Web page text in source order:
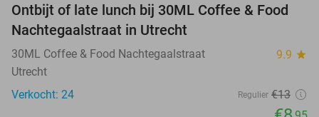
31%
Ontbijt of late lunch bij 30ML Coffee & Food
Nachtegaalstraat in Utrecht
30ML Coffee & Food Nachtegaalstraat 9.9 star
Utrecht
Verkocht: 24
Regulier €13